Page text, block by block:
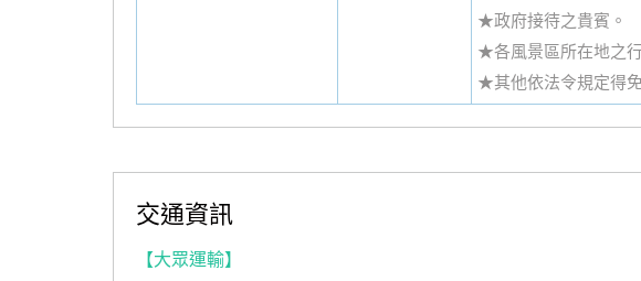
★政府接待之貴賓。
★各風景區所在地之
★其他依法令規定得
交通資訊
【大眾運輸】